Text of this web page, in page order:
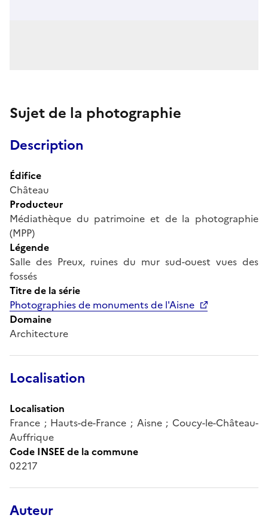
Sujet de la photographie
Description
Édifice
Château
Producteur
Médiathèque du patrimoine et de la photographie
(MPP)
Légende
Salle des Preux, ruines du mur sud-ouest vues des
fossés
Titre de la série
Photographies de monuments de l'Aisne
Domaine
Architecture
Localisation
Localisation
France ; Hauts-de-France ; Aisne ; Coucy-le-Château-
Auffrique
Code INSEE de la commune
02217
Auteur